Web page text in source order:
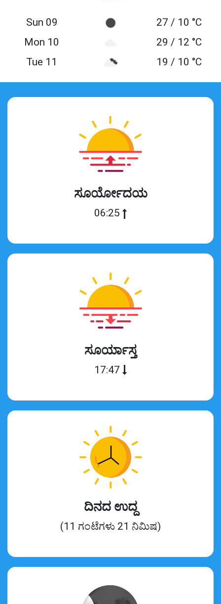
Sun 09
27 / 10 °C
Mon 10
29 / 12 °C
Tue 11
19 / 10 °C
ಸೂರ್ಯೋದಯ
06:25
ಸೂರ್ಯಾಸ್ತ
17:47
ದಿನದ ಉದ್ದ
(11 ಗಂಟೆಗಳು 21 ನಿಮಿಷ)